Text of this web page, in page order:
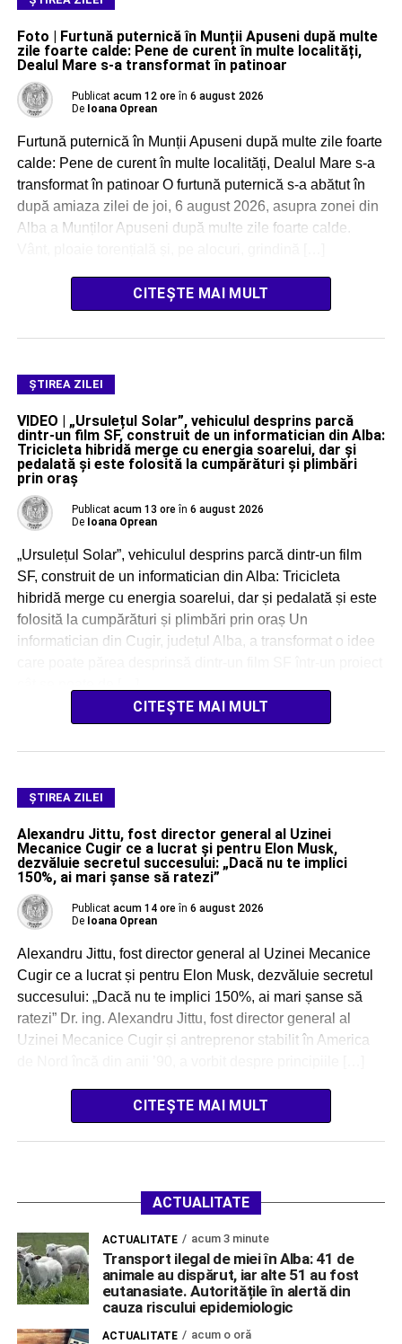
Foto | Furtună puternică în Munții Apuseni după multe
zile foarte calde: Pene de curent în multe localități,
Dealul Mare s-a transformat în patinoar
Publicat acum 12 ore în 6 august 2026
De Ioana Oprean
Furtună puternică în Munții Apuseni după multe zile foarte
calde: Pene de curent în multe localități, Dealul Mare s-a
transformat în patinoar O furtună puternică s-a abătut în
după amiaza zilei de joi, 6 august 2026, asupra zonei din
Alba a Munților Apuseni după multe zile foarte calde.
CITEȘTE MAI MULT
ŞTIREA ZILEI
VIDEO | „Ursulețul Solar”, vehiculul desprins parcă
dintr-un film SF, construit de un informatician din Alba:
Tricicleta hibridă merge cu energia soarelui, dar și
pedalată și este folosită la cumpărături și plimbări
prin oraș
Publicat acum 13 ore în 6 august 2026
De Ioana Oprean
„Ursulețul Solar”, vehiculul desprins parcă dintr-un film
SF, construit de un informatician din Alba: Tricicleta
hibridă merge cu energia soarelui, dar și pedalată și este
folosită la cumpărături și plimbări prin oraș Un
informatician din Cugir, județul Alba, a transformat o idee
CITEȘTE MAI MULT
ŞTIREA ZILEI
Alexandru Jittu, fost director general al Uzinei
Mecanice Cugir ce a lucrat și pentru Elon Musk,
dezvăluie secretul succesului: „Dacă nu te implici
150%, ai mari șanse să ratezi”
Publicat acum 14 ore în 6 august 2026
De Ioana Oprean
Alexandru Jittu, fost director general al Uzinei Mecanice
Cugir ce a lucrat și pentru Elon Musk, dezvăluie secretul
succesului: „Dacă nu te implici 150%, ai mari șanse să
ratezi” Dr. ing. Alexandru Jittu, fost director general al
Uzinei Mecanice Cugir și antreprenor stabilit în America
CITEȘTE MAI MULT
ACTUALITATE
ACTUALITATE acum 3 minute
Transport ilegal de miei în Alba: 41 de
animale au dispărut, iar alte 51 au fost
eutanasiate. Autoritățile în alertă din
cauza riscului epidemiologic
ACTUALITATE acum o oră